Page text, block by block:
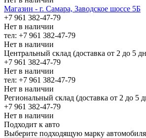
Магазин - г. Самара, Заводское шоссе 5Б
+7 961 382-47-79
Нет в наличии
тел: +7 961 382-47-79
Нет в наличии
Центральный склад (доставка от 2 до 5
+7 961 382-47-79
Нет в наличии
тел: +7 961 382-47-79
Нет в наличии
Региональный склад (доставка от 2 до 5
+7 961 382-47-79
Нет в наличии
Подходит к авто
Выберите подходящую марку автомобиля